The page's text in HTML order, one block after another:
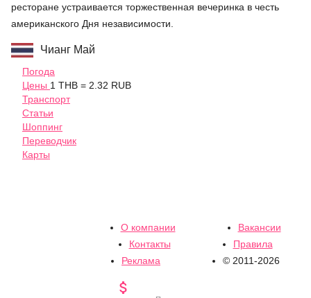
ресторане устраивается торжественная вечеринка в честь
американского Дня независимости.
Чианг Май
Погода
Цены 1 THB = 2.32 RUB
Транспорт
Статьи
Шоппинг
Переводчик
Карты
О компании
Вакансии
Контакты
Правила
Реклама
© 2011-2026
